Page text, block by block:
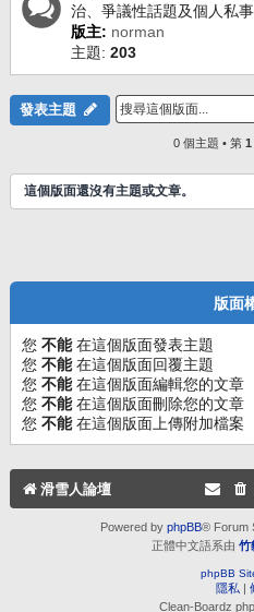
治、爭議性話題及個人私事
版主: norman
主題: 203
發表主題
0 個主題 • 第 1
這個版面還沒有主題或文章。
版面
您 不能在這個版面發表主題
您 不能在這個版面回覆主題
您 不能在這個版面編輯您的文章
您 不能在這個版面刪除您的文章
您 不能在這個版面上傳附加檔案
滑雪人論壇
Powered by phpBB® Forum
正體中文語系由 竹
phpBB
隱私 |
Clean-Boardz